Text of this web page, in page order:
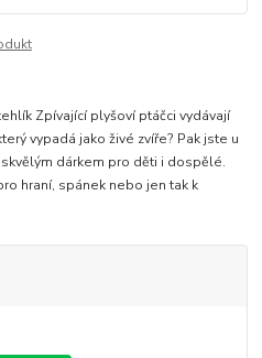
Zpívající plyšoví ptáčci vydávají
vypadá jako živé zvíře? Pak jste u
dárkem pro děti i dospělé.
hraní, spánek nebo jen tak k